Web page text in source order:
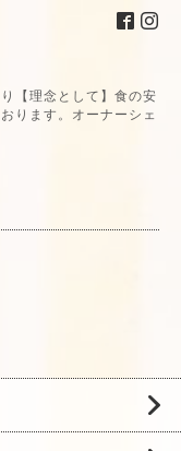
【理念として】食の安
ります。オーナーシェ